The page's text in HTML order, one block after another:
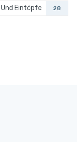
Eintöpfe 28